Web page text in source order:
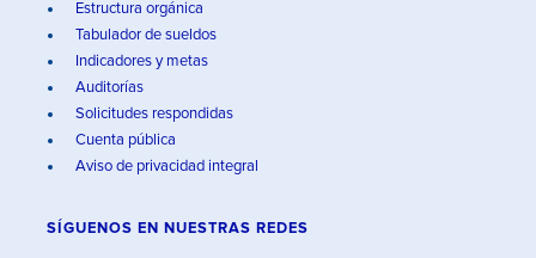
Estructura orgánica
Tabulador de sueldos
Indicadores y metas
Auditorías
Solicitudes respondidas
Cuenta pública
Aviso de privacidad integral
SÍGUENOS EN NUESTRAS REDES